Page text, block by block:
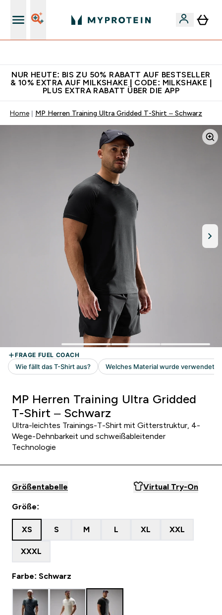
NUR HEUTE: BIS ZU 50% RABATT AUF BESTSELLER
& 10% EXTRA AUF MILKSHAKE | CODE: MILKSHAKE |
PLUS EXTRA RABATT ÜBER DIE APP
Home MP Herren Training Ultra Gridded T-Shirt – Schwarz
MP Herren Training Ultra Gridded
T-Shirt – Schwarz
Ultra-leichtes Trainings-T-Shirt mit Gitterstruktur, 4-
Wege-Dehnbarkeit und schweißableitender
Technologie
Größentabelle Virtual Try-On
Größe:
XS S M L XL XXL
XXXL
Farbe: Schwarz